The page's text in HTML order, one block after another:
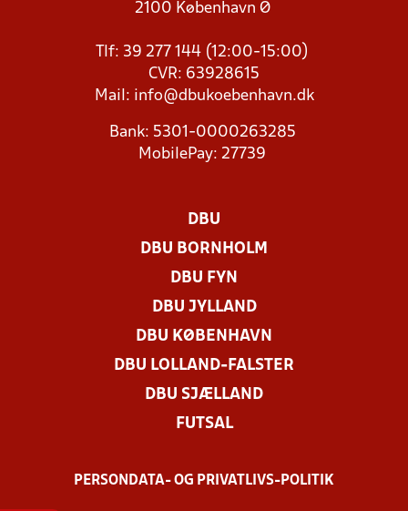
2100 København Ø
Tlf: 39 277 144 (12:00-15:00)
CVR: 63928615
Mail: info@dbukoebenhavn.dk
Bank: 5301-0000263285
MobilePay: 27739
DBU
DBU BORNHOLM
DBU FYN
DBU JYLLAND
DBU KØBENHAVN
DBU LOLLAND-FALSTER
DBU SJÆLLAND
FUTSAL
PERSONDATA- OG PRIVATLIVS-POLITIK